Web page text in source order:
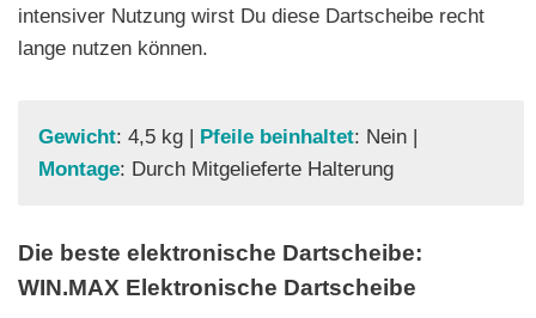
intensiver Nutzung wirst Du diese Dartscheibe recht
lange nutzen können.
Gewicht: 4,5 kg | Pfeile beinhaltet: Nein |
Montage: Durch Mitgelieferte Halterung
Die beste elektronische Dartscheibe:
WIN.MAX Elektronische Dartscheibe